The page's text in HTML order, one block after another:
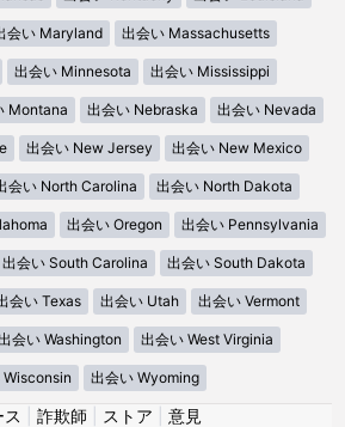
会い Maryland 出会い Massachusetts
出会い Minnesota 出会い Mississippi
Montana 出会い Nebraska 出会い Nevada
出会い New Jersey 出会い New Mexico
会い North Carolina 出会い North Dakota
出会い Oregon 出会い Pennsylvania
出会い South Carolina 出会い South Dakota
会い Texas 出会い Utah 出会い Vermont
会い Washington 出会い West Virginia
Wisconsin 出会い Wyoming
ス 詐欺師 ストア
意見